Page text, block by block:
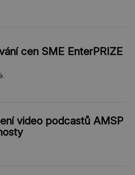
cen SME EnterPRIZE
video podcastů AMSP